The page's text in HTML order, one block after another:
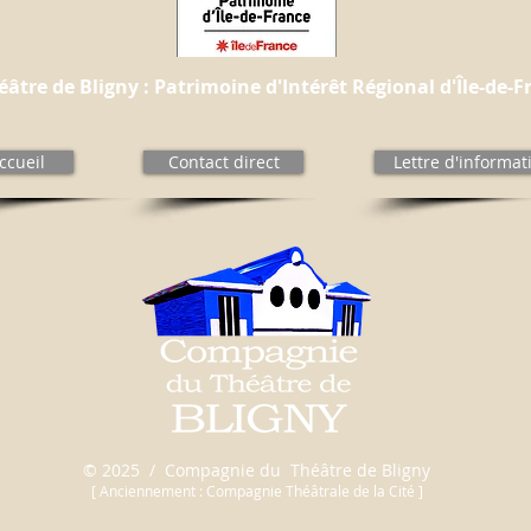
de Bligny : Patrimoine d'Intérêt Régional d'Île-de-
Contact direct Lettre
© 2025 / Compagnie du Théâtre de Bligny
[ Anciennement : Compagnie Théâtrale de la Cité ]